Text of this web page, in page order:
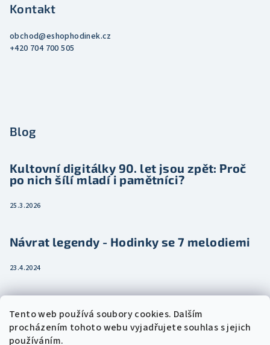
Tento web používá soubory cookies. Dalším
procházením tohoto webu vyjadřujete souhlas s jejich
používáním.
Kontakt
obchod@eshophodinek.cz
+420 704 700 505
Blog
Kultovní digitálky 90. let jsou zpět: Proč
po nich šílí mladí i pamětníci?
25.3.2026
Návrat legendy - Hodinky se 7 melodiemi
23.4.2024
jako dárek
15.2.2024